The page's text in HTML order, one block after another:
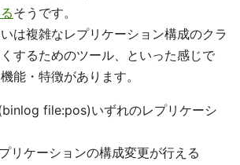
そうです。
は複雑なレプリケーション構成のクラ
するためのツール、といった感じで
能・特徴があります。
file:pos)いずれのレプリケーシ
リケーションの構成変更が行える